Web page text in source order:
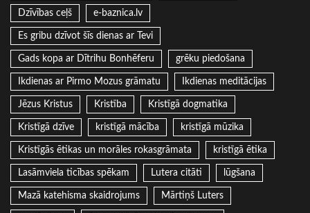
Dzīvības ceļš e-baznica.lv
Es gribu dzīvot šīs dienas ar Tevi
Gads kopa ar Dītrihu Bonhēferu grēku piedošana
Ikdienas ar Pirmo Mozus grāmatu Ikdienas meditācijas
Jēzus Kristus Kristība Kristīgā dogmatika
Kristīgā dzīve kristīgā mācība kristīgā mūzika
Kristīgās ētikas un morāles rokasgrāmata kristīgā ētika
Lasāmviela ticības spēkam Lutera citāti lūgšana
Mazā katehisma skaidrojums Mārtiņš Luters